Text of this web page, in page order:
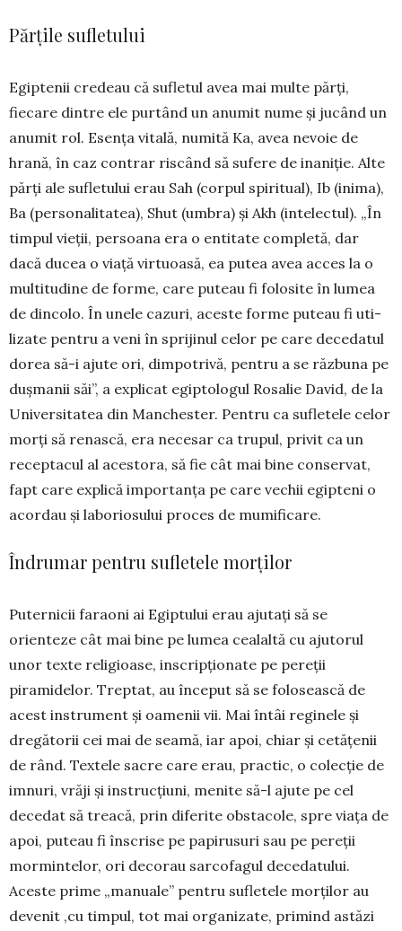
Părțile sufletului
Egiptenii credeau că sufletul avea mai multe părți,
fiecare dintre ele purtând un anumit nume și jucând un
anumit rol. Esența vitală, numită Ka, avea nevoie de
hrană, în caz contrar riscând să su­fere de inaniție. Alte
părți ale sufletului erau Sah (cor­pul spiritual), Ib (inima),
Ba (personalitatea), Shut (umbra) și Akh (intelectul). „În
timpul vieții, persoana era o entitate completă, dar
dacă ducea o viață virtuoasă, ea putea avea acces la o
multitudine de forme, care puteau fi folosite în lumea
de din­colo. În unele cazuri, aceste forme puteau fi uti­
lizate pentru a veni în sprijinul celor pe care dece­datul
dorea să-i ajute ori, dimpotrivă, pentru a se răz­buna pe
dușmanii săi”, a explicat egiptologul Rosalie David, de la
Universitatea din Manchester. Pentru ca sufletele celor
morți să renască, era nece­sar ca trupul, privit ca un
receptacul al acestora, să fie cât mai bine conservat,
fapt care explică im­por­tanța pe care vechii egipteni o
acordau și labo­rio­sului proces de mumificare.
Îndrumar pentru sufletele morților
Puternicii faraoni ai Egiptului erau ajutați să se
orienteze cât mai bine pe lumea cealaltă cu ajutorul
unor texte religioase, inscripționate pe pereții
piramidelor. Treptat, au început să se folosească de
acest instrument și oamenii vii. Mai întâi reginele și
dregătorii cei mai de seamă, iar apoi, chiar și cetățenii
de rând. Textele sacre care erau, practic, o colecție de
imnuri, vrăji și instrucțiuni, menite să-l ajute pe cel
decedat să treacă, prin diferite obs­ta­cole, spre viața de
apoi, puteau fi înscrise pe papirusuri sau pe pereții
mormintelor, ori decorau sarcofagul decedatului.
Aceste prime „manuale” pentru sufletele morților au
devenit ,cu timpul, tot mai organizate, primind astăzi